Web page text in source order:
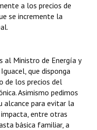
a los precios de
se incremente la
Ministro de Energía y
que disponga
de los precios del
Asimismo pedimos
alcance para evitar la
entre otras
básica familiar, a